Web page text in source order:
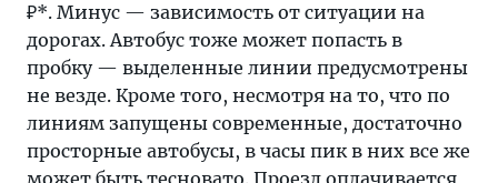
₽*. Минус — зависимость от ситуации на
дорогах. Автобус тоже может попасть в
пробку — выделенные линии предусмотрены
не везде. Кроме того, несмотря на то, что по
линиям запущены современные, достаточно
просторные автобусы, в часы пик в них все же